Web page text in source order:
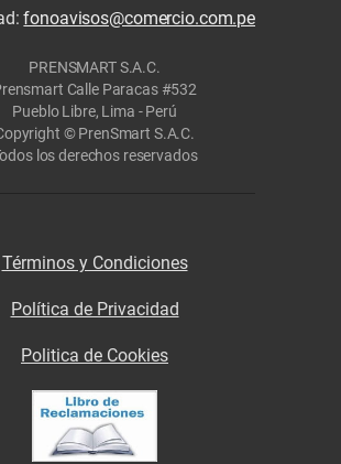
fonoavisos@comercio.com.pe
PRENSMART S.A.C.
Calle Paracas #532
Pueblo Libre, Lima - Perú
© PrenSmart S.A.C.
los derechos reservados
Términos y Condiciones
Política de Privacidad
Politica de Cookies